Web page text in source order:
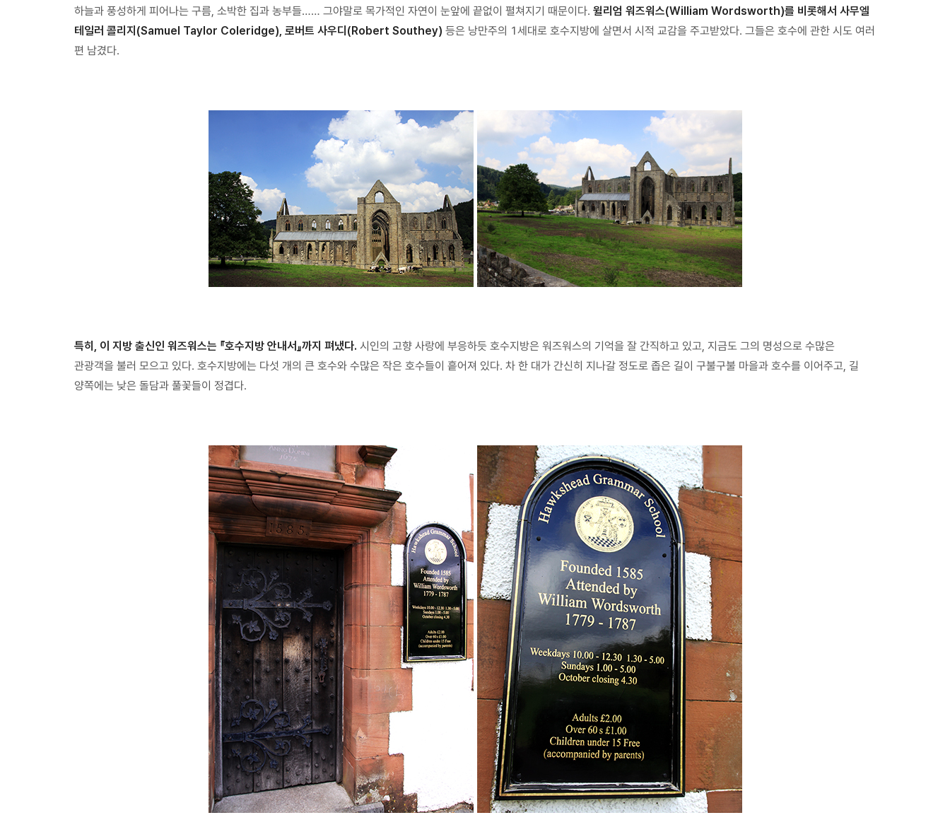
하늘과 풍성하게 피어나는 구름, 소박한 집과 농부들…… 그야말로 목가적인 자연이 눈앞에 끝없이 펼쳐지기 때문이다. 윌리엄 워즈워스(William Wordsworth)를 비롯해서 사무엘
테일러 콜리지(Samuel Taylor Coleridge), 로버트 사우디(Robert Southey) 등은 낭만주의 1세대로 호수지방에 살면서 시적 교감을 주고받았다. 그들은 호수에 관한 시도 여러
편 남겼다.
특히, 이 지방 출신인 워즈워스는 『호수지방 안내서』까지 펴냈다. 시인의 고향 사랑에 부응하듯 호수지방은 워즈워스의 기억을 잘 간직하고 있고, 지금도 그의 명성으로 수많은
관광객을 불러 모으고 있다. 호수지방에는 다섯 개의 큰 호수와 수많은 작은 호수들이 흩어져 있다. 차 한 대가 간신히 지나갈 정도로 좁은 길이 구불구불 마을과 호수를 이어주고, 길
양쪽에는 낮은 돌담과 풀꽃들이 정겹다.